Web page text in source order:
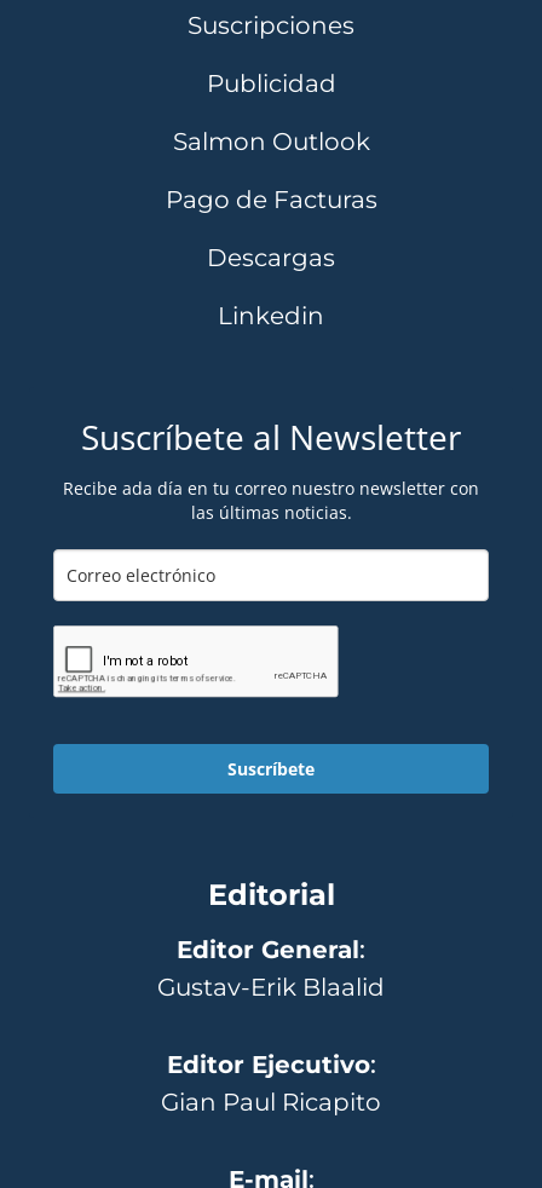
Suscripciones
Publicidad
Salmon Outlook
Pago de Facturas
Descargas
Linkedin
Suscríbete al Newsletter
Recibe ada día en tu correo nuestro newsletter con
las últimas noticias.
Suscríbete
Editorial
Editor General:
Gustav-Erik Blaalid
Editor Ejecutivo:
Gian Paul Ricapito
E-mail: